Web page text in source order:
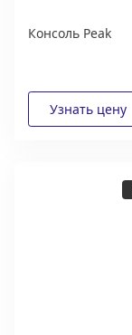
Консоль Peak